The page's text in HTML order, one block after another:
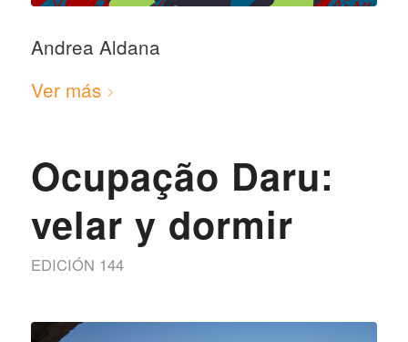
Andrea Aldana
Ver más
Ocupação Daru:
velar y dormir
EDICIÓN 144